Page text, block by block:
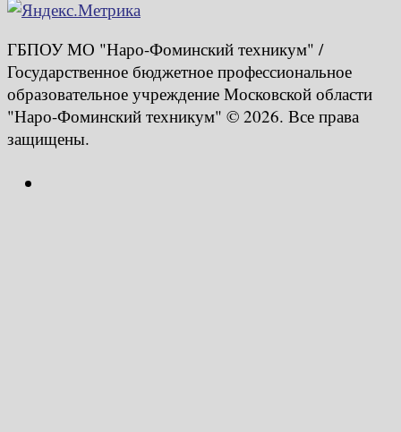
ГБПОУ МО "Наро-Фоминский техникум" /
Государственное бюджетное профессиональное
образовательное учреждение Московской области
"Наро-Фоминский техникум" © 2026. Все права
защищены.